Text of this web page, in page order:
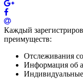
Каждый
преимуществ:
Отслеживания
Информация об